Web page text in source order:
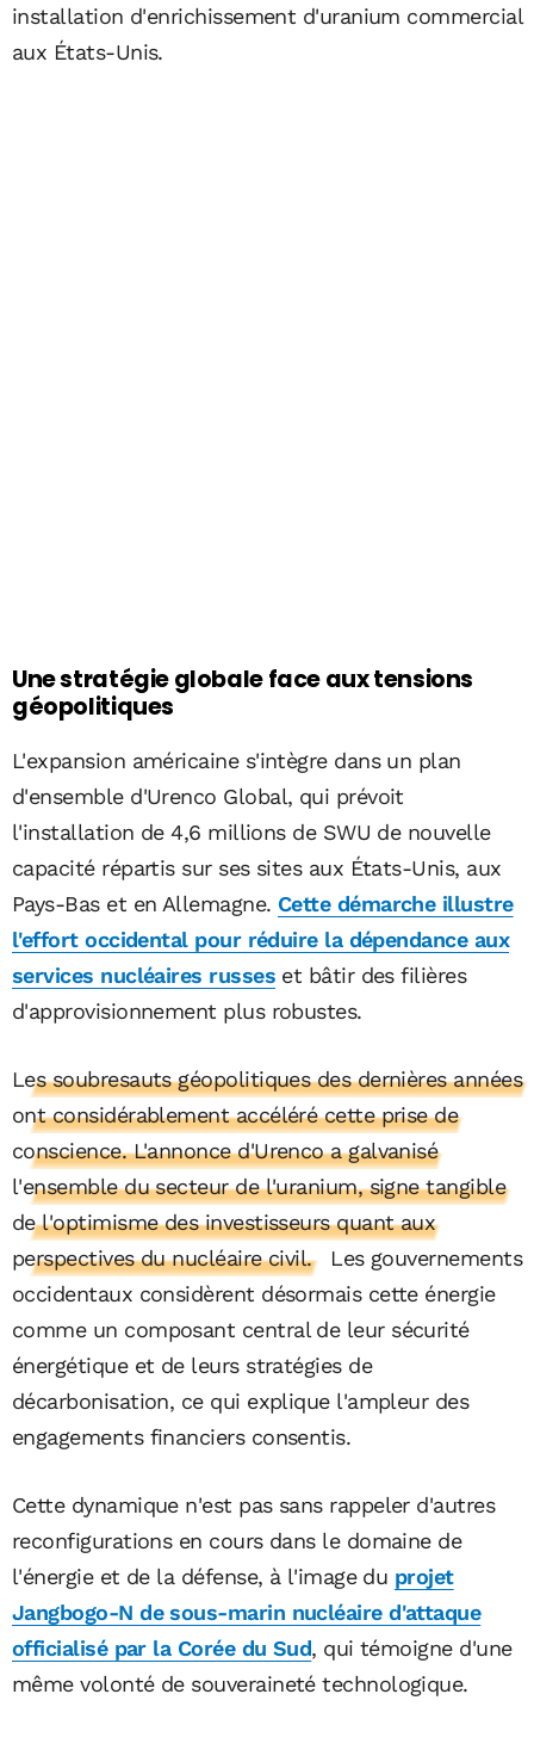
installation d'enrichissement d'uranium commercial
aux États-Unis.
Une stratégie globale face aux tensions
géopolitiques
L'expansion américaine s'intègre dans un plan
d'ensemble d'Urenco Global, qui prévoit
l'installation de 4,6 millions de SWU de nouvelle
capacité répartis sur ses sites aux États-Unis, aux
Pays-Bas et en Allemagne. Cette démarche illustre
l'effort occidental pour réduire la dépendance aux
services nucléaires russeset bâtir des filières
d'approvisionnement plus robustes.
Les soubresauts géopolitiques des dernières années
ont considérablement accéléré cette prise de
conscience. L'annonce d'Urenco a galvanisé
l'ensemble du secteur de l'uranium, signe tangible
de l'optimisme des investisseurs quant aux
perspectives du nucléaire civil.
Les gouvernements
occidentaux considèrent désormais cette énergie
comme un composant central de leur sécurité
énergétique et de leurs stratégies de
décarbonisation, ce qui explique l'ampleur des
engagements financiers consentis.
Cette dynamique n'est pas sans rappeler d'autres
reconfigurations en cours dans le domaine de
l'énergie et de la défense, à l'image du projet
Jangbogo-N de sous-marin nucléaire d'attaque
officialisé par la Corée du Sud, qui témoigne d'une
même volonté de souveraineté technologique.